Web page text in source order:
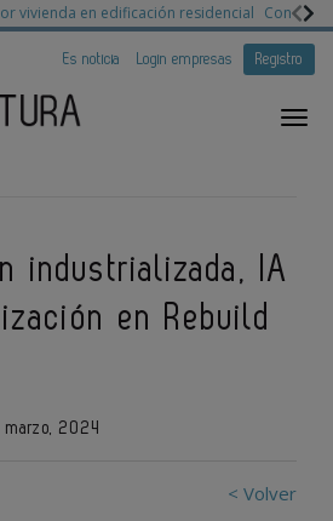
vivienda en edificación residencial
Es noticia Login empresas Registro
industrializada, IA
en Rebuild
marzo, 2024
< Volver